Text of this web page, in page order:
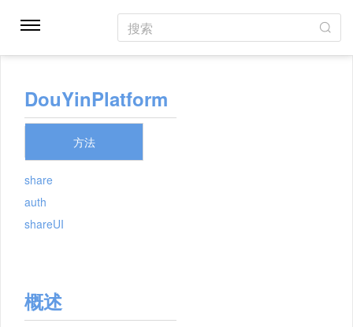
搜索
DouYinPlatform
方法
share
auth
shareUI
概述